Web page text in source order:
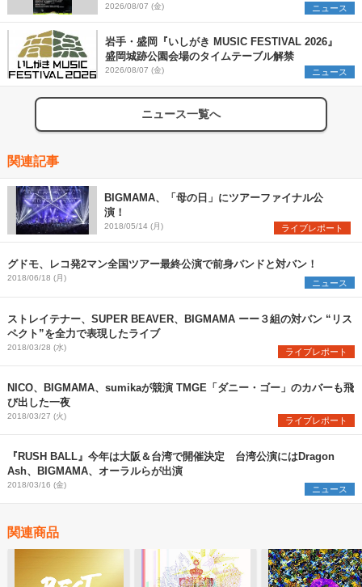
発表
2026/08/07 (金) ニュース
岩手・盛岡『いしがき MUSIC FESTIVAL 2026』
盛岡城跡公園会場のタイムテーブル解禁
2026/08/07 (金) ニュース
ニュース一覧へ
関連記事
BIGMAMA、「母の日」にツアーファイナル公
演！
2018/05/14 (月) ライブレポート
グドモ、レコ発2マン全国ツアー最終公演で前身バンドと対バン！
2018/06/18 (月) ニュース
ストレイテナー、SUPER BEAVER、BIGMAMA ーー３組の対バン “リス
ペクト”を全力で表現したライブ
2018/03/28 (水) ライブレポート
NICO、BIGMAMA、sumikaが競演 TMGE「ダニー・ゴー」のカバーも飛
び出した一夜
2018/03/27 (火) ライブレポート
『RUSH BALL』今年は大阪＆台湾で開催決定 台湾公演にはDragon
Ash、BIGMAMA、オーラルらが出演
2018/03/16 (金) ニュース
関連商品